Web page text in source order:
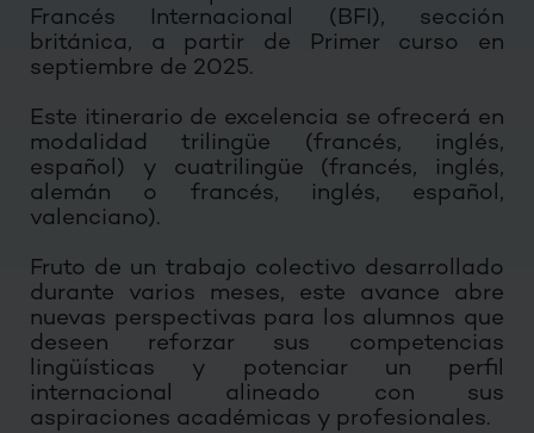
Francés Internacional (BFI), sección
británica, a partir de Primer curso en
septiembre de 2025.
Este itinerario de excelencia se ofrecerá en
modalidad trilingüe (francés, inglés,
español) y cuatrilingüe (francés, inglés,
alemán o francés, inglés, español,
valenciano).
Fruto de un trabajo colectivo desarrollado
durante varios meses, este avance abre
nuevas perspectivas para los alumnos que
deseen reforzar sus competencias
lingüísticas y potenciar un perfil
internacional alineado con sus
aspiraciones académicas y profesionales.